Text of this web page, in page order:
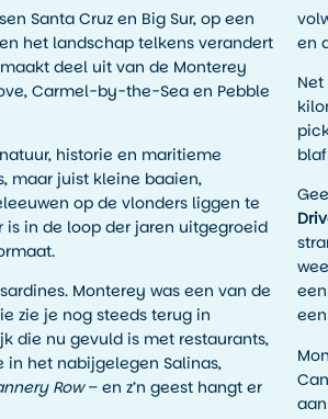
Santa Cruz en Big Sur, op een
het landschap telkens verandert
deel uit van de Monterey
Carmel-by-the-Sea en Pebble
historie en maritieme
maar juist kleine baaien,
op de vlonders liggen te
is in de loop der jaren uitgegroeid
Monterey was een van de
zie je nog steeds terug in
die nu gevuld is met restaurants,
in het nabijgelegen Salinas,
Row– en z’n geest hangt er
en